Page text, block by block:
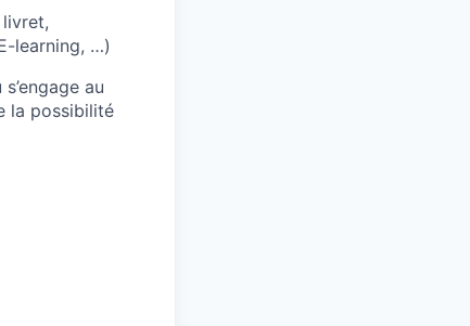
learning, …)
au
la possibilité